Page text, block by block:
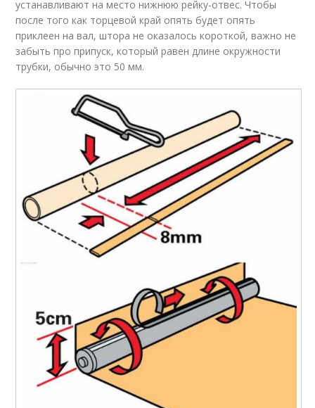
устанавливают на место нижнюю рейку-отвес. Чтобы
после того как торцевой край опять будет опять
приклеен на вал, штора не оказалось короткой, важно не
забыть про припуск, который равен длине окружности
трубки, обычно это 50 мм.